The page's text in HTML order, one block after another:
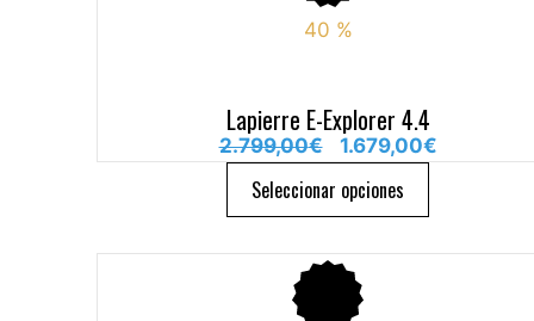
40 %
Lapierre E-Explorer 4.4
2.799,00€ 1.679,00€
Seleccionar opciones